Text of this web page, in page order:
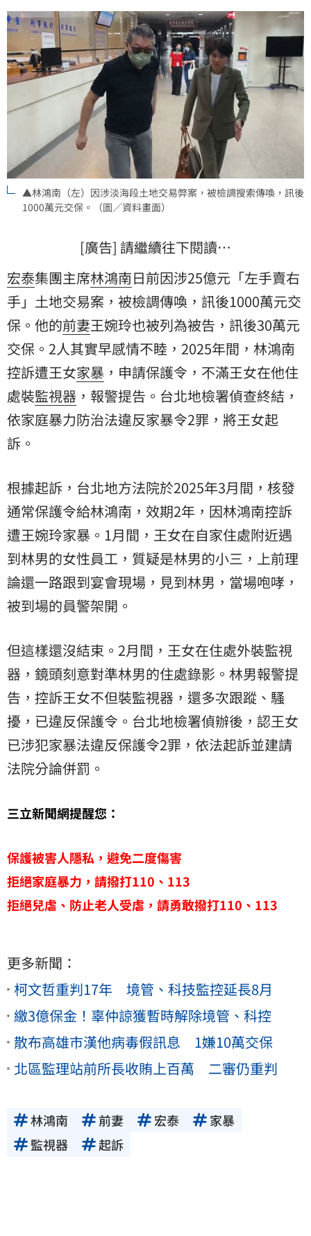
▲林鴻南（左）因涉淡海段土地交易弊案，被檢調搜索傳喚，訊後
1000萬元交保。（圖／資料畫面）
[廣告] 請繼續往下閱讀…
宏泰集團主席林鴻南日前因涉25億元「左手賣右
手」土地交易案，被檢調傳喚，訊後1000萬元交
保。他的前妻王婉玲也被列為被告，訊後30萬元
交保。2人其實早感情不睦，2025年間，林鴻南
控訴遭王女家暴 ，申請保護令，不滿王女在他住
處裝監視器 ，報警提告。台北地檢署偵查終結，
依家庭暴力防治法違反家暴令2罪，將王女起
訴 。
根據起訴，台北地方法院於2025年3月間，核發
通常保護令給林鴻南，效期2年，因林鴻南控訴
遭王婉玲家暴。1月間，王女在自家住處附近遇
到林男的女性員工，質疑是林男的小三，上前理
論還一路跟到宴會現場，見到林男，當場咆哮，
被到場的員警架開。
但這樣還沒結束。2月間，王女在住處外裝監視
器，鏡頭刻意對準林男的住處錄影。林男報警提
告，控訴王女不但裝監視器，還多次跟蹤、騷
擾，已違反保護令。台北地檢署偵辦後，認王女
已涉犯家暴法違反保護令2罪，依法起訴並建請
法院分論併罰。
三立新聞網提醒您：
保護被害人隱私，避免二度傷害
拒絕家庭暴力，請撥打110、113
拒絕兒虐、防止老人受虐，請勇敢撥打110、113
更多新聞：
柯文哲重判17年 境管、科技監控延長8月
繳3億保金！辜仲諒獲暫時解除境管、科控
散布高雄市漢他病毒假訊息 1嫌10萬交保
北區監理站前所長收賄上百萬 二審仍重判
林鴻南 前妻 宏泰
家暴
監視器
起訴